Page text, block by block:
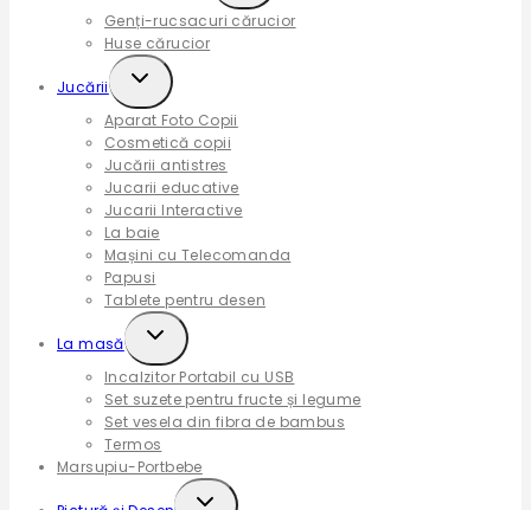
menu
Genți-rucsacuri cărucior
Huse cărucior
Jucării
Expand
menu
Aparat Foto Copii
Cosmetică copii
Jucării antistres
Jucarii educative
Jucarii Interactive
La baie
Mașini cu Telecomanda
Papusi
Tablete pentru desen
La masă
Expand
menu
Incalzitor Portabil cu USB
Set suzete pentru fructe și legume
Set vesela din fibra de bambus
Termos
Marsupiu-Portbebe
Expand